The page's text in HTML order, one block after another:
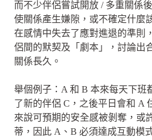
而不少伴侶嘗試開放 / 多重關係
使關係產生嫌隙，或不確定什麼
在感情中失去了應對進退的準則
侶間的默契及「劇本」，討論出
關係長久。
舉個例子：A 和 B 本來每天下班
了新的伴侶 C，之後平日會和 A
來說可預期的安全感被剝奪，或
蒂，因此 A、B 必須達成互動模